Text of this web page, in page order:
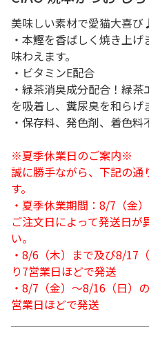
美味しい素材で愛猫大喜び
・本鰹を香ばしく焼き上
味わえます。
・ビタミンE配合
・緑茶消臭成分配合！緑
を吸着し、糞尿臭を和らげ
・保存料、発色剤、着色料
※夏季休業日のご案内※
誠に勝手ながら、下記の通
す。
・夏季休業期間：8/7（金
ご注文日によって発送日
い。
・8/6（木）まで及び8/17
り7営業日ほどで発送
・8/7（金）～8/16（日）
営業日ほどで発送